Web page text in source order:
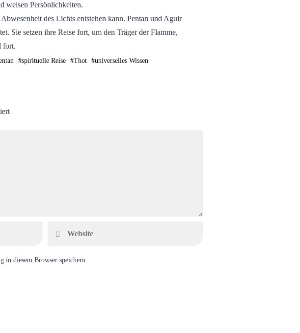
weisen Persönlichkeiten.
des Lichts entstehen kann. Pentan und Aguir
Sie setzen ihre Reise fort, um den Träger der Flamme,
fort.
#spirituelle Reise #Thot #universelles Wissen
in diesem Browser speichern.